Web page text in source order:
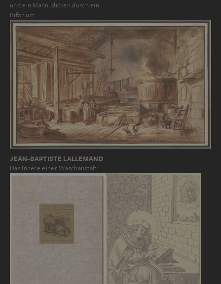
und ein Mann blicken durch ein
Biforium
JEAN-BAPTISTE LALLEMAND
Das Innere einer Waschanstalt